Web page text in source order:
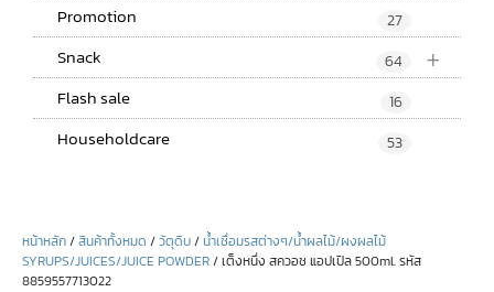
Promotion 27
+
Snack 64
Flash sale 16
Householdcare 53
หน้าหลัก/สินค้าทั้งหมด /วัตุดิบ/น้ำเชื่อมรสต่างๆ/น้ำผลไม้/ผงผลไม้
SYRUPS/JUICES/JUICE POWDER/ เต็งหนึ่ง สควอช แอปเปิล 500ml. รหัส
8859557713022